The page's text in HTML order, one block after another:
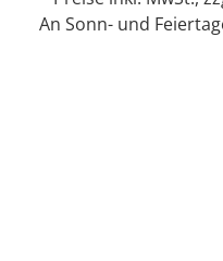
An Sonn- und